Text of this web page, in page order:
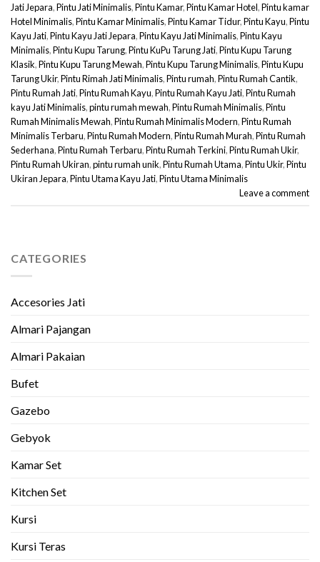
Jati Jepara,Pintu Jati Minimalis,Pintu Kamar,Pintu Kamar Hotel,Pintu kamar
Hotel Minimalis,Pintu Kamar Minimalis,Pintu Kamar Tidur,Pintu Kayu,Pintu
Kayu Jati,Pintu Kayu Jati Jepara,Pintu Kayu Jati Minimalis,Pintu Kayu
Minimalis,Pintu Kupu Tarung,Pintu KuPu Tarung Jati,Pintu Kupu Tarung
Klasik,Pintu Kupu Tarung Mewah,Pintu Kupu Tarung Minimalis,Pintu Kupu
Tarung Ukir,Pintu Rimah Jati Minimalis,Pintu rumah,Pintu Rumah Cantik,
Pintu Rumah Jati,Pintu Rumah Kayu,Pintu Rumah Kayu Jati,Pintu Rumah
kayu Jati Minimalis,pintu rumah mewah,Pintu Rumah Minimalis,Pintu
Rumah Minimalis Mewah,Pintu Rumah Minimalis Modern,Pintu Rumah
Minimalis Terbaru,Pintu Rumah Modern,Pintu Rumah Murah,Pintu Rumah
Sederhana,Pintu Rumah Terbaru,Pintu Rumah Terkini,Pintu Rumah Ukir,
Pintu Rumah Ukiran,pintu rumah unik,Pintu Rumah Utama,Pintu Ukir,Pintu
Ukiran Jepara,Pintu Utama Kayu Jati,Pintu Utama Minimalis
Leave a comment
CATEGORIES
Accesories Jati
Almari Pajangan
Almari Pakaian
Bufet
Gazebo
Gebyok
Kamar Set
Kitchen Set
Kursi
Kursi Teras